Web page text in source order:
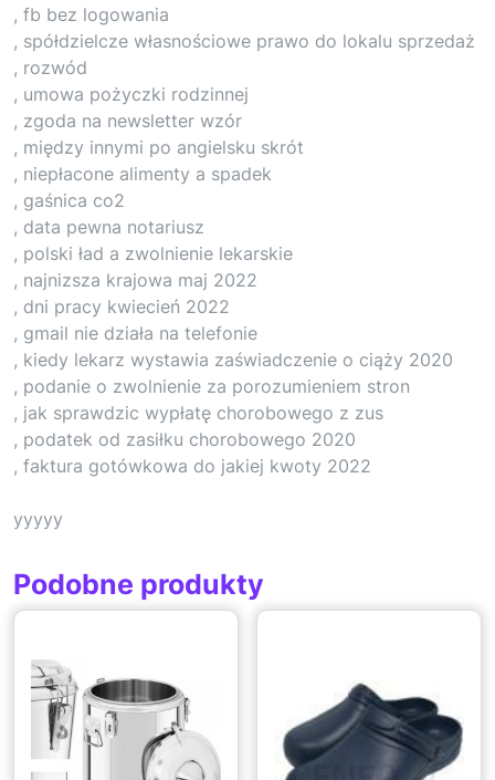
, fb bez logowania
, spółdzielcze własnościowe prawo do lokalu sprzedaż
, rozwód
, umowa pożyczki rodzinnej
, zgoda na newsletter wzór
, między innymi po angielsku skrót
, niepłacone alimenty a spadek
, gaśnica co2
, data pewna notariusz
, polski ład a zwolnienie lekarskie
, najnizsza krajowa maj 2022
, dni pracy kwiecień 2022
, gmail nie działa na telefonie
, kiedy lekarz wystawia zaświadczenie o ciąży 2020
, podanie o zwolnienie za porozumieniem stron
, jak sprawdzic wypłatę chorobowego z zus
, podatek od zasiłku chorobowego 2020
, faktura gotówkowa do jakiej kwoty 2022
yyyyy
Podobne produkty